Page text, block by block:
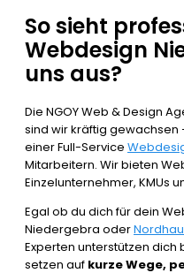
So sieht
Webdesign
uns aus?
Die NGOY Web & Design
sind wir kräftig gewachsen
einer Full-Service
Mitarbeitern. Wir bieten
Einzelunternehmer, KMUs
Egal ob du dich für dein
Niedergebra oder
Experten unterstützen dich
setzen auf kurze Wege,